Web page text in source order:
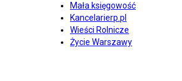
Mała księgowość
Kancelarierp.pl
Wieści Rolnicze
Życie Warszawy